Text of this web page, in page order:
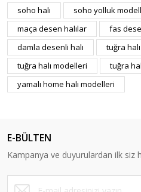
soho halı
soho yolluk
maça desen halılar
fas
damla desenli halı
tuğra
tuğra halı modelleri
tuğra
yamalı home halı modelleri
E-BÜLTEN
Kampanya ve duyurulardan ilk siz